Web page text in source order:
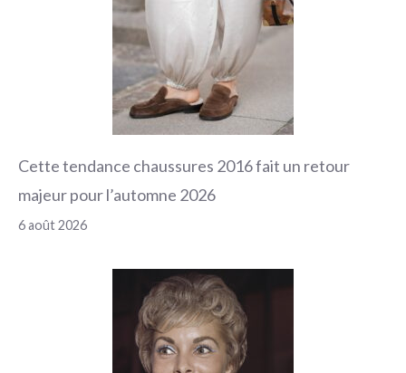
Cette tendance chaussures 2016 fait un retour
majeur pour l’automne 2026
6 août 2026